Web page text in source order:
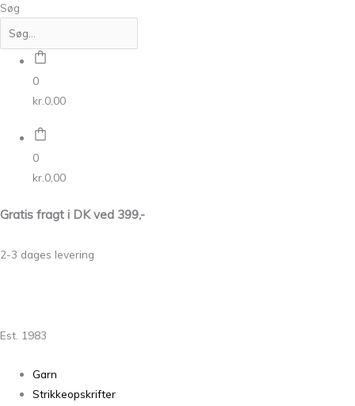
Søg
0
kr. 0,00
0
kr. 0,00
Gratis fragt i DK ved 399,-
2-3 dages levering
Est. 1983
Garn
Strikkeopskrifter